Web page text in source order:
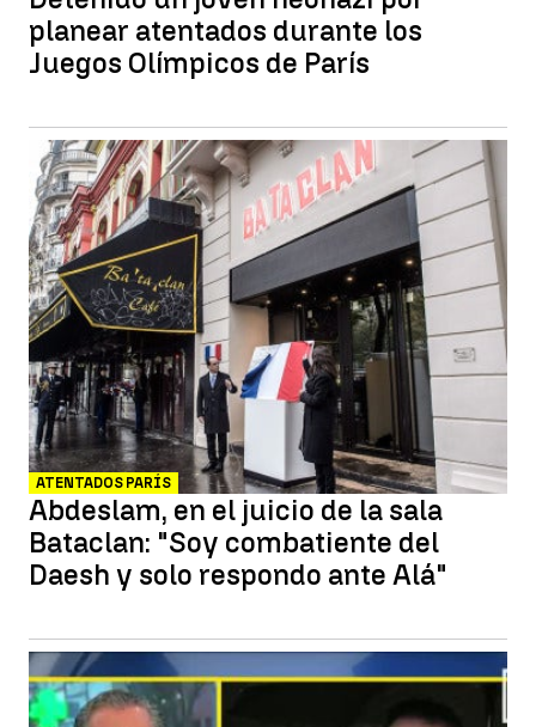
planear atentados durante los
Juegos Olímpicos de París
ATENTADOS PARÍS
Abdeslam, en el juicio de la sala
Bataclan: "Soy combatiente del
Daesh y solo respondo ante Alá"